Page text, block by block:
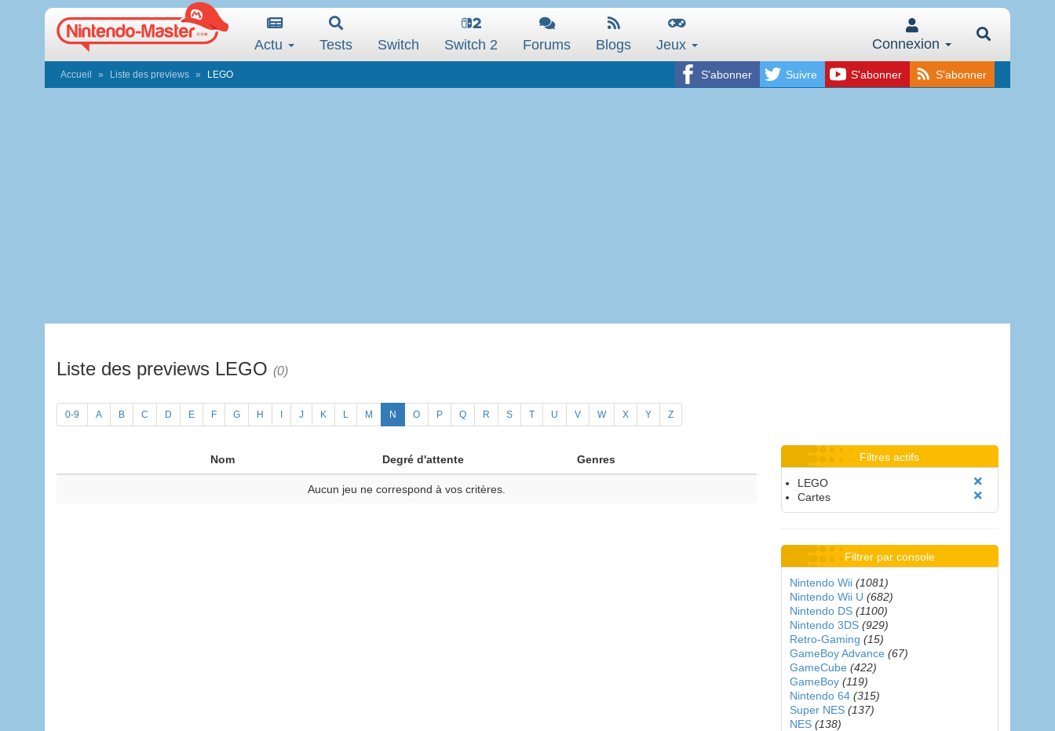
Actu Tests Switch Switch 2 Forums Blogs Jeux Connexion
S'abonner Suivre S'abonner S'abonner
Accueil Liste des previews LEGO
Liste des previews LEGO (0)
0-9 A B C D E F G H J K L M N O P Q R S T U V W X Y Z
Nom Degré d'attente Genres
Aucun jeu ne correspond à vos critères.
Filtres actifs
LEGO
Cartes
Filtrer par console
Nintendo Wii (1081)
Nintendo Wii U (682)
Nintendo DS (1100)
Nintendo 3DS (929)
Retro-Gaming (15)
GameBoy Advance (67)
GameCube (422)
GameBoy (119)
Nintendo 64 (315)
Super NES (137)
NES (138)